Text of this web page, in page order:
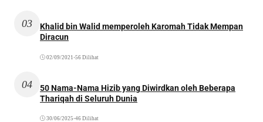
03
Khalid bin Walid memperoleh Karomah Tidak Mempan
Diracun
02/09/2021 •56 Dilihat
04
50 Nama-Nama Hizib yang Diwirdkan oleh Beberapa
Thariqah di Seluruh Dunia
30/06/2025 •46 Dilihat